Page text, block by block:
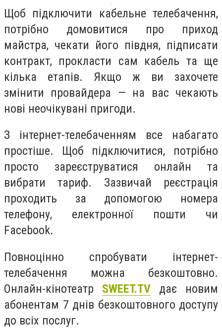
Щоб підключити кабельне телебачення,
потрібно домовитися про приход
майстра, чекати його півдня, підписати
контракт, прокласти сам кабель та ще
кілька етапів. Якщо ж ви захочете
змінити провайдера — на вас чекають
нові неочікувані пригоди.
З інтернет-телебаченням все набагато
простіше. Щоб підключитися, потрібно
просто зареєструватися онлайн та
вибрати тариф. Зазвичай реєстрація
проходить за допомогою номера
телефону, електронної пошти чи
Facebook.
Повноцінно спробувати інтернет-
телебачення можна безкоштовно.
Онлайн-кінотеатр SWEET.TV дає новим
абонентам 7 днів безкоштовного доступу
до всіх послуг.